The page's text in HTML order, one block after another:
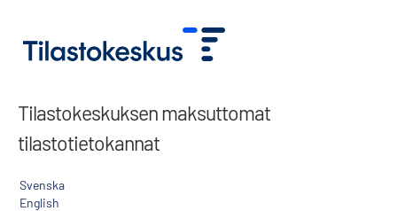
Tilastokeskuksen maksuttomat
tilastotietokannat
Svenska
English